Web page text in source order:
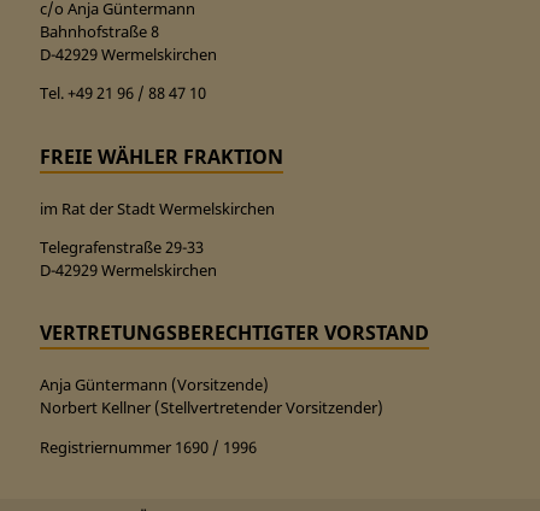
c/o Anja Güntermann
Bahnhofstraße 8
D-42929 Wermelskirchen
Tel. +49 21 96 / 88 47 10
FREIE WÄHLER FRAKTION
im Rat der Stadt Wermelskirchen
Telegrafenstraße 29-33
D-42929 Wermelskirchen
VERTRETUNGSBERECHTIGTER VORSTAND
Anja Güntermann (Vorsitzende)
Norbert Kellner (Stellvertretender Vorsitzender)
Registriernummer 1690 / 1996